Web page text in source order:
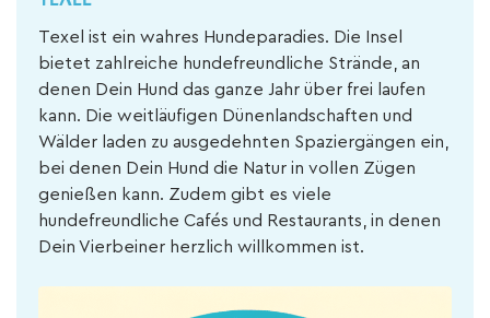
Texel ist ein wahres Hundeparadies. Die Insel
bietet zahlreiche hundefreundliche Strände, an
denen Dein Hund das ganze Jahr über frei laufen
kann. Die weitläufigen Dünenlandschaften und
Wälder laden zu ausgedehnten Spaziergängen ein,
bei denen Dein Hund die Natur in vollen Zügen
genießen kann. Zudem gibt es viele
hundefreundliche Cafés und Restaurants, in denen
Dein Vierbeiner herzlich willkommen ist.